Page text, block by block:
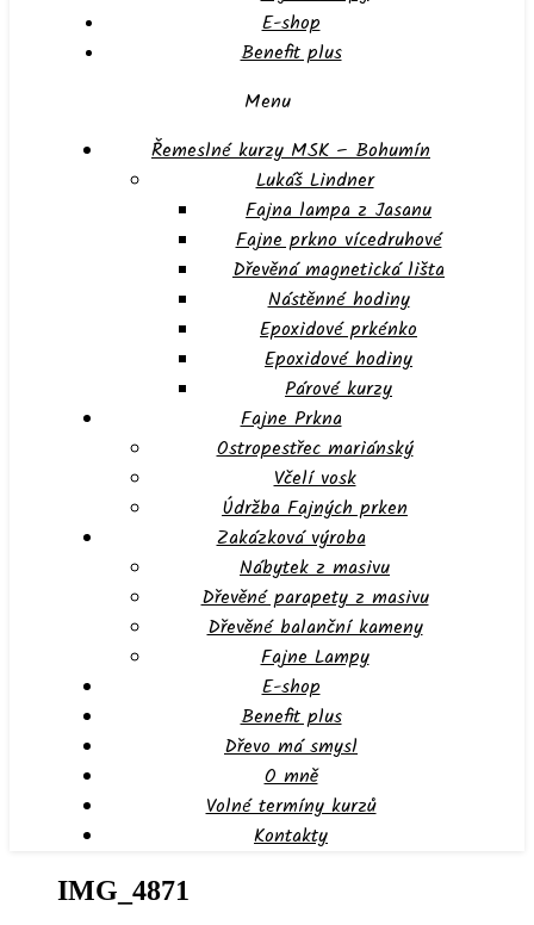
E-shop
Benefit plus
Menu
Řemeslné kurzy MSK – Bohumín
Lukáš Lindner
Fajna lampa z Jasanu
Fajne prkno vícedruhové
Dřevěná magnetická lišta
Nástěnné hodiny
Epoxidové prkénko
Epoxidové hodiny
Párové kurzy
Fajne Prkna
Ostropestřec mariánský
Včelí vosk
Údržba Fajných prken
Zakázková výroba
Nábytek z masivu
Dřevěné parapety z masivu
Dřevěné balanční kameny
Fajne Lampy
E-shop
Benefit plus
Dřevo má smysl
O mně
Volné termíny kurzů
Kontakty
IMG_4871